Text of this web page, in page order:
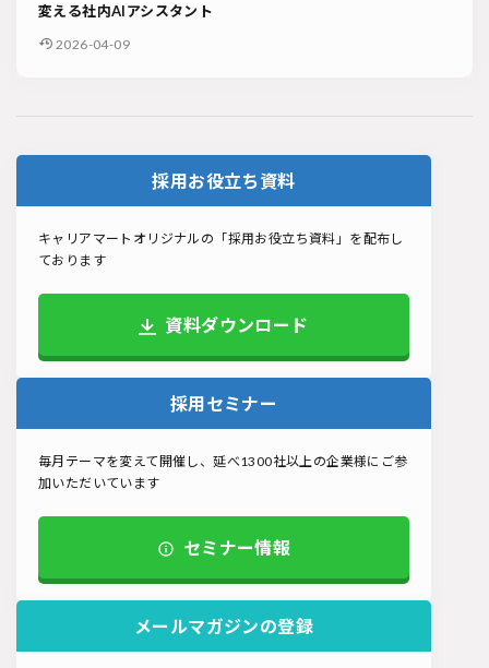
変える社内AIアシスタント
2026-04-09
採用お役立ち資料
キャリアマートオリジナルの「採用お役立ち資料」を配布し
ております
資料ダウンロード
採用セミナー
毎月テーマを変えて開催し、延べ1300社以上の企業様にご参
加いただいています
セミナー情報
メールマガジンの登録